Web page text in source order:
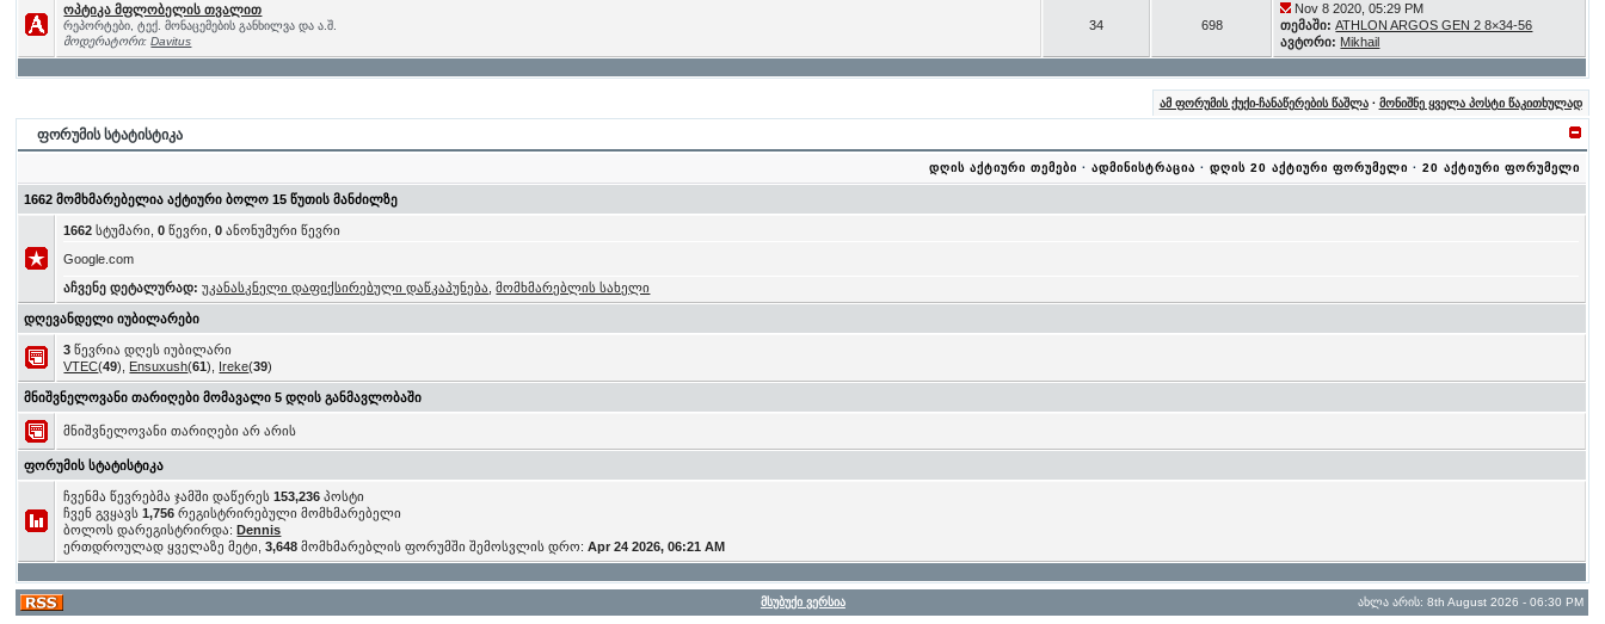
ოპტიკა მფლობელის თვალით
რეპორტები, ტექ. მონაცემების განხილვა და ა.შ.
მოდერატორი:Davitus
34 698
Nov 8 2020, 05:29 PM
თემაში: ATHLON ARGOS GEN 2 8×34-56
ავტორი: Mikhail
ამ ფორუმის ქუქი-ჩანაწერების წაშლა· მონიშნე ყველა პოსტი წაკითხულად
ფორუმის სტატისტიკა
დღის აქტიური თემები ·ადმინისტრაცია ·დღის 20 აქტიური ფორუმელი ·20 აქტიური ფორუმელი
1662 მომხმარებელია აქტიური ბოლო 15 წუთის მანძილზე
1662 სტუმარი,0 წევრი,0 ანონუმური წევრი
Google.com
აჩვენე დეტალურად: უკანასკნელი დაფიქსირებული დაწკაპუნება ,მომხმარებლის სახელი
დღევანდელი იუბილარები
3 წევრია დღეს იუბილარი
VTEC(49), Ensuxush(61), Ireke(39)
მნიშვნელოვანი თარიღები მომავალი 5 დღის განმავლობაში
მნიშვნელოვანი თარიღები არ არის
ფორუმის სტატისტიკა
ჩვენმა წევრებმა ჯამში დაწერეს153,236 პოსტი
ჩვენ გვყავს1,756 რეგისტრირებული მომხმარებელი
ბოლოს დარეგისტრირდა:Dennis
ერთდროულად ყველაზე მეტი,3,648 მომხმარებლის ფორუმში შემოსვლის დრო:Apr 24 2026, 06:21 AM
მსუბუქი ვერსია ახლა არის: 8th August 2026 - 06:30 PM